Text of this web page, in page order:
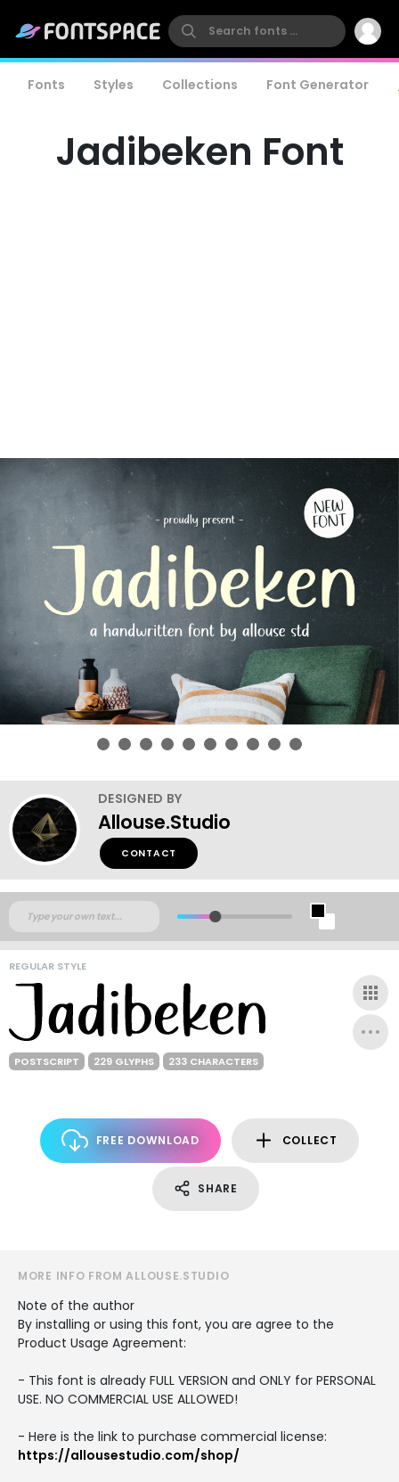
Fonts Styles Collections Font Generator
Jadibeken Font
DESIGNED BY
Allouse.Studio
CONTACT
REGULAR STYLE
POSTSCRIPT 229 GLYPHS 233 CHARACTERS
FREE DOWNLOAD COLLECT
SHARE
MORE INFO FROM ALLOUSE.STUDIO
Note of the author
By installing or using this font, you are agree to the
Product Usage Agreement:
- This font is already FULL VERSION and ONLY for PERSONAL
USE. NO COMMERCIAL USE ALLOWED!
- Here is the link to purchase commercial license:
https://allousestudio.com/shop/